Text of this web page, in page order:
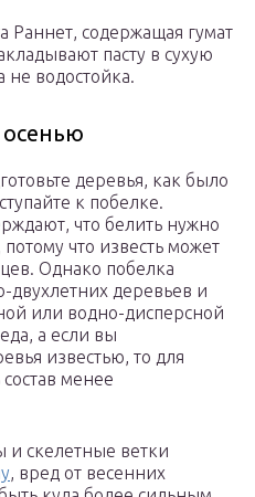
Раннет, содержащая гумат
пасту в сухую
не водостойка.
осенью
деревья, как было
к побелке.
что белить нужно
что известь может
Однако побелка
деревьев и
или водно-дисперсной
а если вы
известью, то для
менее
и скелетные ветки
, вред от весенних